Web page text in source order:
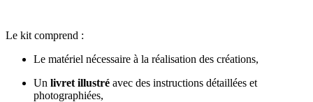
Le kit comprend :
Le matériel nécessaire à la réalisation des créations,
Un livret illustré avec des instructions détaillées et
photographiées,